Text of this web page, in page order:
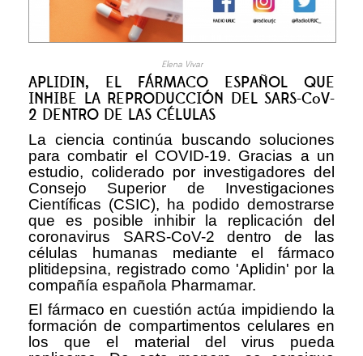
Elena Vivar
APLIDIN, EL FÁRMACO ESPAÑOL QUE
INHIBE LA REPRODUCCIÓN DEL SARS-CoV-
2 DENTRO DE LAS CÉLULAS
La ciencia continúa buscando soluciones
para combatir el COVID-19. Gracias a un
estudio, coliderado por investigadores del
Consejo Superior de Investigaciones
Científicas (CSIC), ha podido demostrarse
que es posible inhibir la replicación del
coronavirus SARS-CoV-2 dentro de las
células humanas mediante el fármaco
plitidepsina, registrado como 'Aplidin' por la
compañía española Pharmamar.
El fármaco en cuestión actúa impidiendo la
formación de compartimentos celulares en
los que el material del virus pueda